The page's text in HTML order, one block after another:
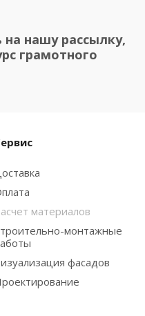
нашу рассылку,
грамотного
материалов
монтажные
фасадов